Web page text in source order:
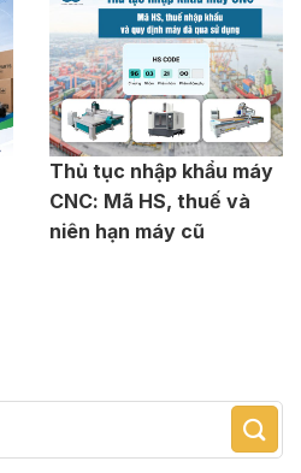
Thủ tục nhập khẩu máy
CNC: Mã HS, thuế và
niên hạn máy cũ